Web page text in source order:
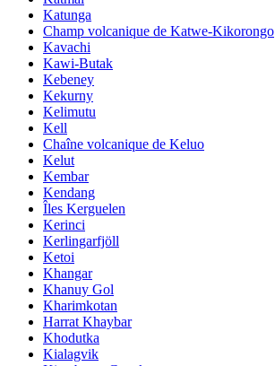
Katunga
Champ volcanique de Katwe-Kikorongo
Kavachi
Kawi-Butak
Kebeney
Kekurny
Kelimutu
Kell
Chaîne volcanique de Keluo
Kelut
Kembar
Kendang
Îles Kerguelen
Kerinci
Kerlingarfjöll
Ketoi
Khangar
Khanuy Gol
Kharimkotan
Harrat Khaybar
Khodutka
Kialagvik